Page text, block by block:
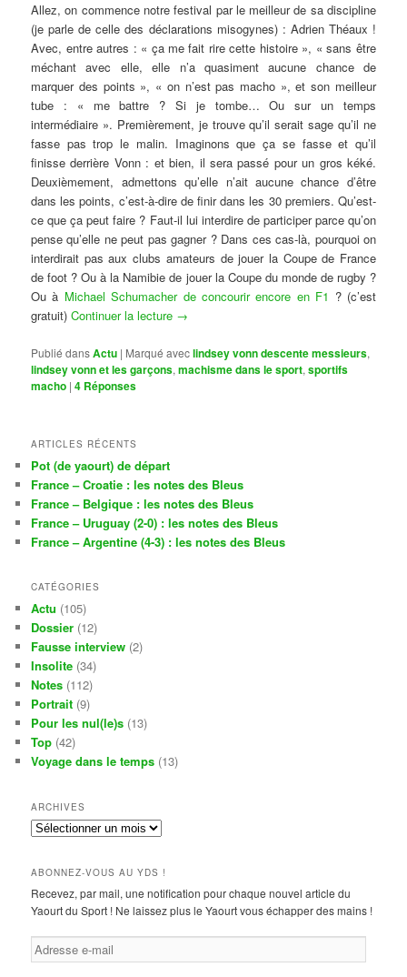
Allez, on commence notre festival par le meilleur de sa discipline
(je parle de celle des déclarations misogynes) : Adrien Théaux !
Avec, entre autres : « ça me fait rire cette histoire », « sans être
méchant avec elle, elle n’a quasiment aucune chance de
marquer des points », « on n’est pas macho », et son meilleur
tube : « me battre ? Si je tombe… Ou sur un temps
intermédiaire ». Premièrement, je trouve qu’il serait sage qu’il ne
fasse pas trop le malin. Imaginons que ça se fasse et qu’il
finisse derrière Vonn : et bien, il sera passé pour un gros kéké.
Deuxièmement, admettons qu’elle n’ait aucune chance d’être
dans les points, c’est-à-dire de finir dans les 30 premiers. Qu’est-
ce que ça peut faire ? Faut-il lui interdire de participer parce qu’on
pense qu’elle ne peut pas gagner ? Dans ces cas-là, pourquoi on
interdirait pas aux clubs amateurs de jouer la Coupe de France
de foot ? Ou à la Namibie de jouer la Coupe du monde de rugby ?
Ou à Michael Schumacher de concourir encore en F1 ? (c’est
gratuit)Continuer la lecture →
Publié dansActu | Marqué aveclindsey vonn descente messieurs,
lindsey vonn et les garçons,machisme dans le sport,sportifs
macho |4 Réponses
ARTICLES RÉCENTS
Pot (de yaourt) de départ
France – Croatie : les notes des Bleus
France – Belgique : les notes des Bleus
France – Uruguay (2-0) : les notes des Bleus
France – Argentine (4-3) : les notes des Bleus
CATÉGORIES
Actu (105)
Dossier (12)
Fausse interview (2)
Insolite (34)
Notes (112)
Portrait (9)
Pour les nul(le)s (13)
Top (42)
Voyage dans le temps (13)
ARCHIVES
Archives
ABONNEZ-VOUS AU YDS !
Recevez, par mail, une notification pour chaque nouvel article du
Yaourt du Sport ! Ne laissez plus le Yaourt vous échapper des mains !
Adresse
e-